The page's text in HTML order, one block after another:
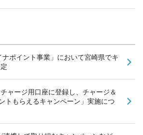
ポイント事業」において宮崎県でキ
ャージ用口座に登録し、チャージ＆
トもらえるキャンペーン」実施につ